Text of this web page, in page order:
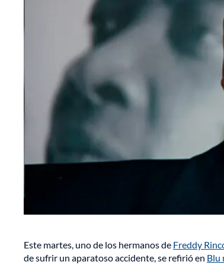
Este martes, uno de los hermanos de Freddy
de sufrir un aparatoso accidente, se refirió en Blu